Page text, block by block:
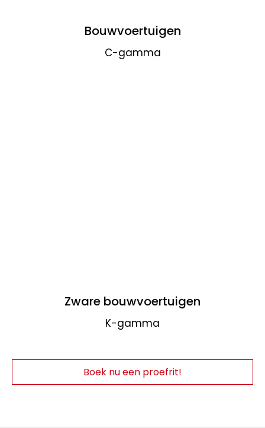
Bouwvoertuigen
C-gamma
Zware bouwvoertuigen
K-gamma
Boek nu een proefrit!